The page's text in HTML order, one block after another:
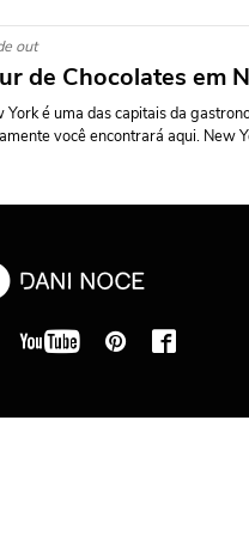
out
de Chocolates em
York é uma das capitais da
você encontrará aqui. New